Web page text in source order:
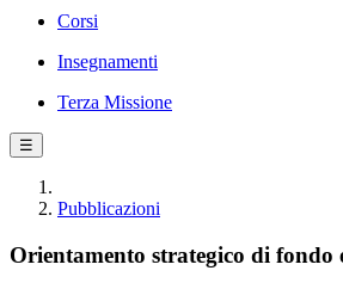
Corsi
Insegnamenti
Terza Missione
☰
Pubblicazioni
Orientamento strategico di fondo